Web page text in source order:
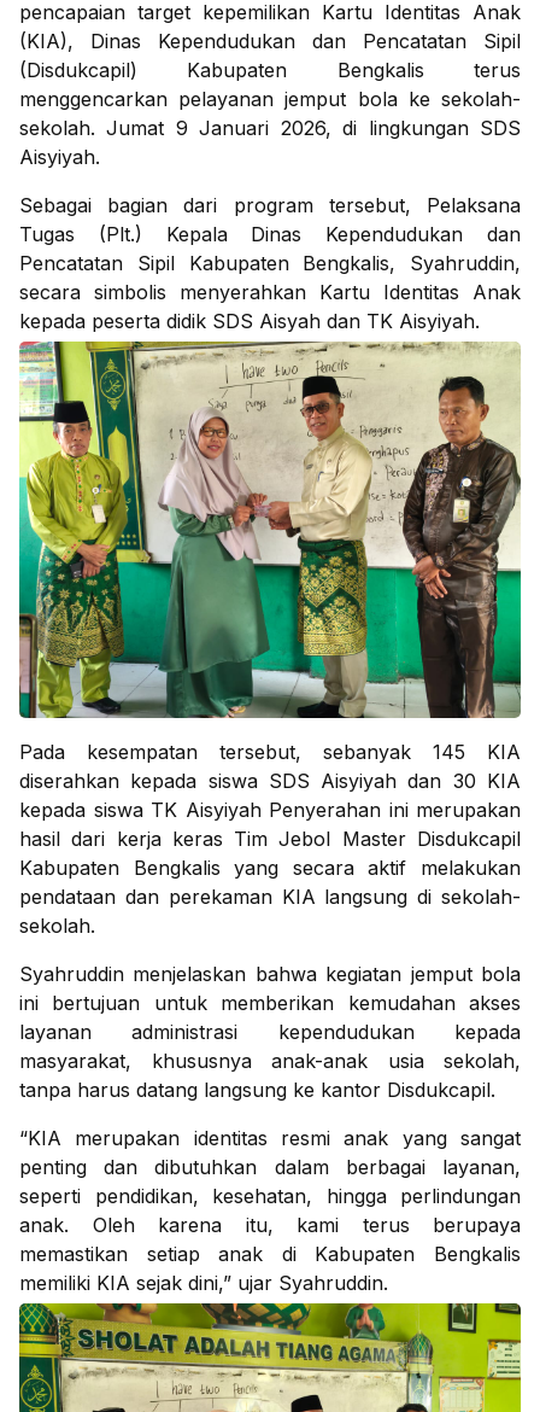
pencapaian target kepemilikan Kartu Identitas Anak
(KIA), Dinas Kependudukan dan Pencatatan Sipil
(Disdukcapil) Kabupaten Bengkalis terus
menggencarkan pelayanan jemput bola ke sekolah-
sekolah. Jumat 9 Januari 2026, di lingkungan SDS
Aisyiyah.
Sebagai bagian dari program tersebut, Pelaksana
Tugas (Plt.) Kepala Dinas Kependudukan dan
Pencatatan Sipil Kabupaten Bengkalis, Syahruddin,
secara simbolis menyerahkan Kartu Identitas Anak
kepada peserta didik SDS Aisyah dan TK Aisyiyah.
Pada kesempatan tersebut, sebanyak 145 KIA
diserahkan kepada siswa SDS Aisyiyah dan 30 KIA
kepada siswa TK Aisyiyah Penyerahan ini merupakan
hasil dari kerja keras Tim Jebol Master Disdukcapil
Kabupaten Bengkalis yang secara aktif melakukan
pendataan dan perekaman KIA langsung di sekolah-
sekolah.
Syahruddin menjelaskan bahwa kegiatan jemput bola
ini bertujuan untuk memberikan kemudahan akses
layanan administrasi kependudukan kepada
masyarakat, khususnya anak-anak usia sekolah,
tanpa harus datang langsung ke kantor Disdukcapil.
“KIA merupakan identitas resmi anak yang sangat
penting dan dibutuhkan dalam berbagai layanan,
seperti pendidikan, kesehatan, hingga perlindungan
anak. Oleh karena itu, kami terus berupaya
memastikan setiap anak di Kabupaten Bengkalis
memiliki KIA sejak dini,” ujar Syahruddin.